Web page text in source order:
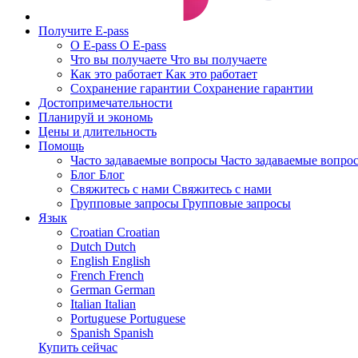
Получите E-pass
О E-pass О E-pass
Что вы получаете Что вы получаете
Как это работает Как это работает
Сохранение гарантии Сохранение гарантии
Достопримечательности
Планируй и экономь
Цены и длительность
Помощь
Часто задаваемые вопросы Часто задаваемые
Блог Блог
Свяжитесь с нами Свяжитесь с нами
Групповые запросы Групповые запросы
Язык
Croatian Croatian
Dutch Dutch
English English
French French
German German
Italian Italian
Portuguese Portuguese
Spanish Spanish
Купить сейчас